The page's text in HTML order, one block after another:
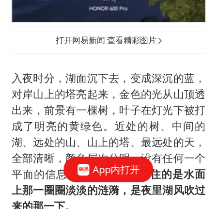
打开网易新闻 查看精彩图片
入夜时分，湖面沉下去，变成深沉的蓝，
对岸山上的塔亮起来，金色的光从山顶透
出来，前景有一棵树，叶子在灯光下被打
成了明亮的黄绿色。近处的树、中间的
湖、远处的山、山上的塔、最远处的天，
全部清晰，颜色层次分明，没有任何一个
平面的信息崩坏。4K Live记住的是水面
上那一圈圈淡淡的涟漪，是夜里湖风吹过
来的那一下。
App内打开